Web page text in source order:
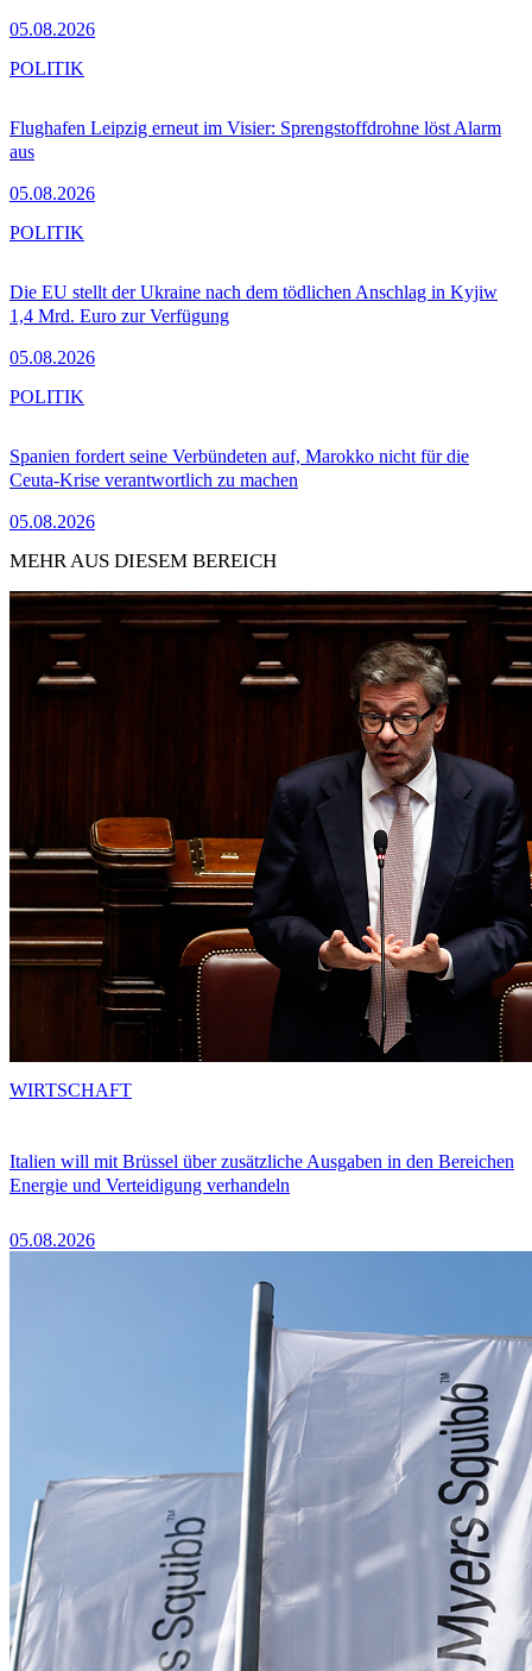
05.08.2026
Flughafen Leipzig erneut im Visier: Sprengstoffdrohne löst Alarm
aus
05.08.2026
POLITIK
Die EU stellt der Ukraine nach dem tödlichen Anschlag in Kyjiw
1,4 Mrd. Euro zur Verfügung
05.08.2026
POLITIK
Spanien fordert seine Verbündeten auf, Marokko nicht für die
Ceuta-Krise verantwortlich zu machen
05.08.2026
POLITIK
MEHR AUS DIESEM BEREICH
Italien will mit Brüssel über zusätzliche Ausgaben in den Bereichen
Energie und Verteidigung verhandeln
05.08.2026
WIRTSCHAFT